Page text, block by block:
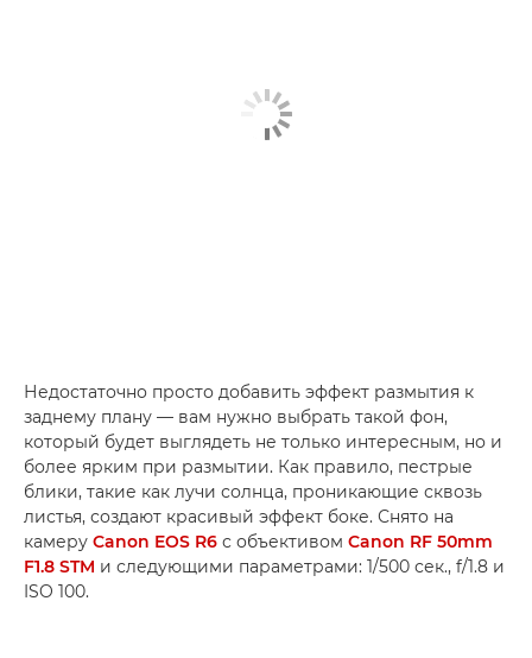
Недостаточно просто добавить эффект размытия к
заднему плану — вам нужно выбрать такой фон,
который будет выглядеть не только интересным, но и
более ярким при размытии. Как правило, пестрые
блики, такие как лучи солнца, проникающие сквозь
листья, создают красивый эффект боке. Снято на
камеру Canon EOS R6 с объективом Canon RF 50mm
F1.8 STM и следующими параметрами: 1/500 сек., f/1.8 и
ISO 100.